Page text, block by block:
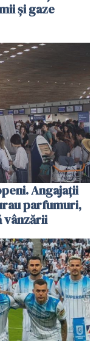
și gaze
Angajații
parfumuri,
vânzării